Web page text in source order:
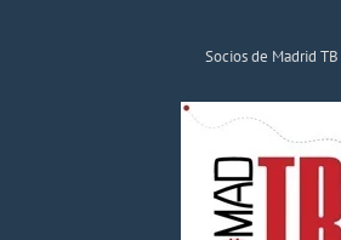
Socios de Madrid TB